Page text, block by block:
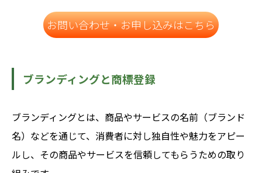
お問い合わせ・お申し込みはこちら
ブランディングと商標登録
ブランディングとは、商品やサービスの名前（ブランド
名）などを通じて、消費者に対し独自性や魅力をアピー
ルし、その商品やサービスを信頼してもらうための取り